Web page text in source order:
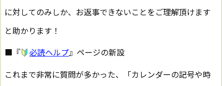
に対してのみしか、お返事できないことをご理解頂けます
と助かります！
■『
必読ヘルプ』ページの新設
これまで非常に質問が多かった、「カレンダーの記号や時